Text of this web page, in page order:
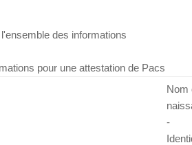
l'ensemble des informations
pour une attestation de Pacs